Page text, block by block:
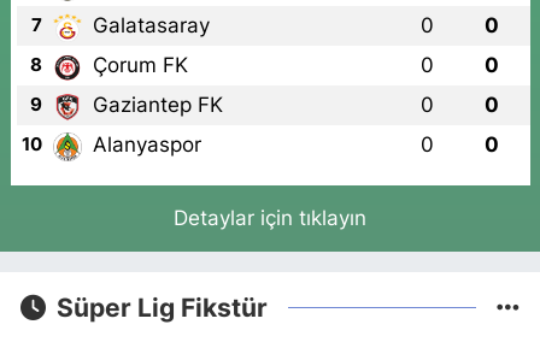
7 Galatasaray 0 0
8 Çorum FK 0 0
9 Gaziantep FK 0 0
10 Alanyaspor 0 0
Detaylar için tıklayın
Süper Lig Fikstür